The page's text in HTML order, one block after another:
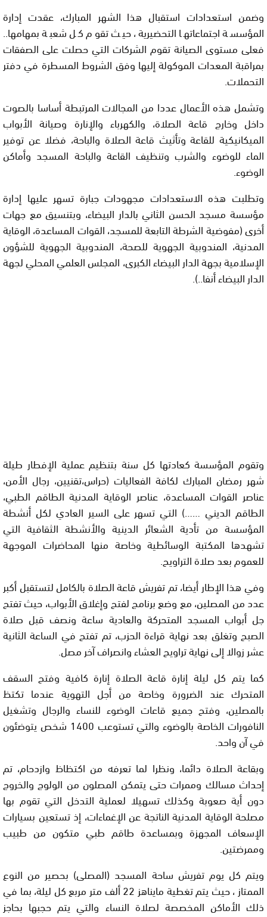
وضمن استعدادات استقبال هذا الشهر المبارك، عقدت إدارة
المؤسسة اجتماعاتها التحضيرية، حيث تقوم كل شعبة بمهامها..
فعلى مستوى الصيانة تقوم الشركات التي حصلت على الصفقات
بمراقبة المعدات الموكولة إليها وفق الشروط المسطرة في دفتر
التحملات.
وتشمل هذه الأعمال عددا من المجالات المرتبطة أساسا بالصوت
داخل وخارج قاعة الصلاة، والكهرباء والإنارة وصيانة الأبواب
الميكانيكية للقاعة وتأثيث قاعة الصلاة والباحة، فضلا عن توفير
الماء للوضوء والشرب وتنظيف القاعة والباحة المسجد وأماكن
الوضوء.
وتطلبت هذه الاستعدادات مجهودات جبارة تسهر عليها إدارة
مؤسسة مسجد الحسن الثاني بالدار البيضاء، وبتنسيق مع جهات
أخرى (مفوضية الشرطة التابعة للمسجد، القوات المساعدة، الوقاية
المدنية، المندوبية الجهوية للصحة، المندوبية الجهوية للشؤون
الإسلامية بجهة الدار البيضاء الكبرى، المجلس العلمي المحلي لجهة
الدار البيضاء أنفا..).
وتقوم المؤسسة كعادتها كل سنة بتنظيم عملية الإفطار طيلة
شهر رمضان المبارك لكافة الفعاليات (حراس،تقنيين، رجال الأمن،
عناصر القوات المساعدة، عناصر الوقاية المدنية الطاقم الطبي،
الطاقم الديني ……) التي تسهر على السير العادي لكل أنشطة
المؤسسة من تأدية الشعائر الدينية والأنشطة الثقافية التي
تشهدها المكتبة الوسائطية وخاصة منها المحاضرات الموجهة
للعموم بعد صلاة التراويح.
وفي هذا الإطار أيضا، تم تفريش قاعة الصلاة بالكامل لتستقبل أكبر
عدد من المصلين، مع وضع برنامج لفتح وإغلاق الأبواب، حيث تفتح
جل أبواب المسجد المتحركة والعادية ساعة ونصف قبل صلاة
الصبح وتغلق بعد نهاية قراءة الحزب، تم تفتح في الساعة الثانية
عشر زوالا إلى نهاية تراويح العشاء وانصراف آخر مصل.
كما يتم كل ليلة إنارة قاعة الصلاة إنارة كافية وفتح السقف
المتحرك عند الضرورة وخاصة من أجل التهوية عندما تكتظ
بالمصلين، وفتح جميع قاعات الوضوء للنساء والرجال وتشغيل
النافورات الخاصة بالوضوء والتي تستوعب 1400 شخص يتوضئون
في آن واحد.
وبقاعة الصلاة دائما، ونظرا لما تعرفه من اكتظاظ وازدحام، تم
إحداث مسالك وممرات حتى يتمكن المصلون من الولوج والخروج
دون أية صعوبة وكذلك تسهيلا لعملية التدخل التي تقوم بها
مصلحة الوقاية المدنية الناتجة عن الإغماءات، إذ تستعين بسيارات
الإسعاف المجهزة وبمساعدة طاقم طبي متكون من طبيب
وممرضتين.
ويتم كل يوم تفريش ساحة المسجد (المصلى) بحصير من النوع
الممتاز ، حيث يتم تغطية مايناهز 22 ألف متر مربع كل ليلة، بما في
ذلك الأماكن المخصصة لصلاة النساء والتي يتم حجبها بحاجز